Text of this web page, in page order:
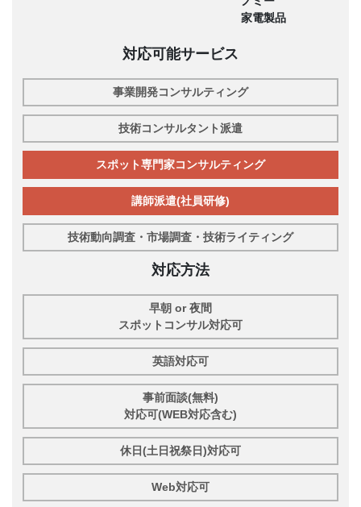
家電製品
対応可能サービス
事業開発コンサルティング
技術コンサルタント派遣
スポット専門家コンサルティング
講師派遣(社員研修)
技術動向調査・市場調査・技術ライティング
対応方法
早朝 or 夜間
スポットコンサル対応可
英語対応可
事前面談(無料)
対応可(WEB対応含む)
休日(土日祝祭日)対応可
Web対応可